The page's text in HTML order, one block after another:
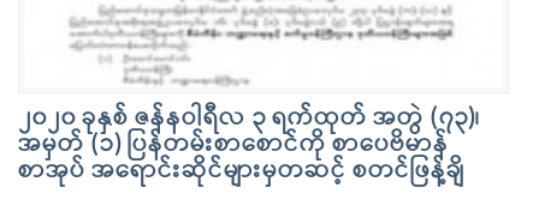
၂၀၂၀ ခုနှစ် ဇန်နဝါရီလ ၃ ရက်ထုတ် အတွဲ (၇၃)၊
အမှတ် (၁) ပြန်တမ်းစာစောင်ကို စာပေဗိမာန်
စာအုပ် အရောင်းဆိုင်များမှတဆင့် စတင်ဖြန့်ချိ